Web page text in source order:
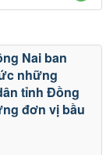
Nai ban
những
tỉnh Đồng
đơn vị bầu